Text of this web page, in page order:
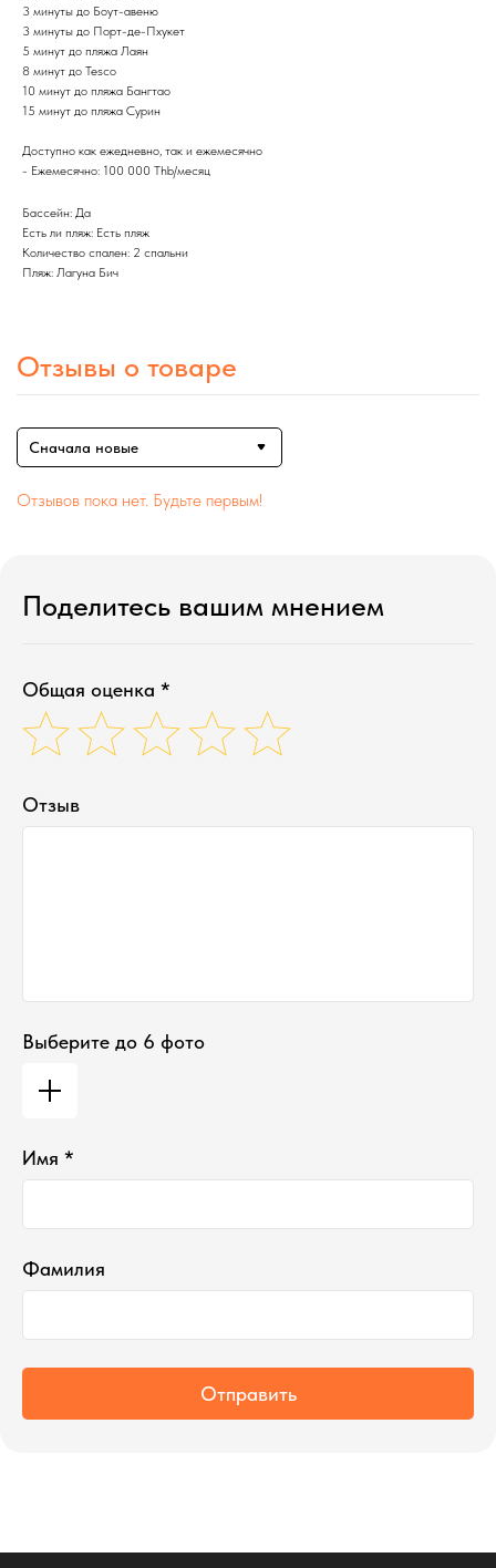
3 минуты до Боут-авеню
3 минуты до Порт-де-Пхукет
5 минут до пляжа Лаян
8 минут до Tesco
10 минут до пляжа Бангтао
15 минут до пляжа Сурин
Доступно как ежедневно, так и ежемесячно
- Ежемесячно: 100 000 Thb/месяц
Бассейн: Да
Есть ли пляж: Есть пляж
Количество спален: 2 спальни
Пляж: Лагуна Бич
Отзывы о товаре
Сначала новые
Отзывов пока нет. Будьте первым!
Поделитесь вашим мнением
Общая оценка *
Отзыв
Выберите до 6 фото
Имя *
Фамилия
Отправить